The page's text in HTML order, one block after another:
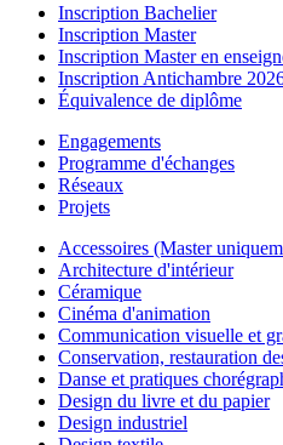
Inscription Bachelier
Inscription Master
Inscription Master en
Inscription Antichambre
Équivalence de diplôme
Engagements
Programme d'échanges
Réseaux
Projets
Accessoires (Master
Architecture d'intérieur
Céramique
Cinéma d'animation
Communication visuelle et
Conservation, restauration
Danse et pratiques
Design du livre et du papier
Design industriel